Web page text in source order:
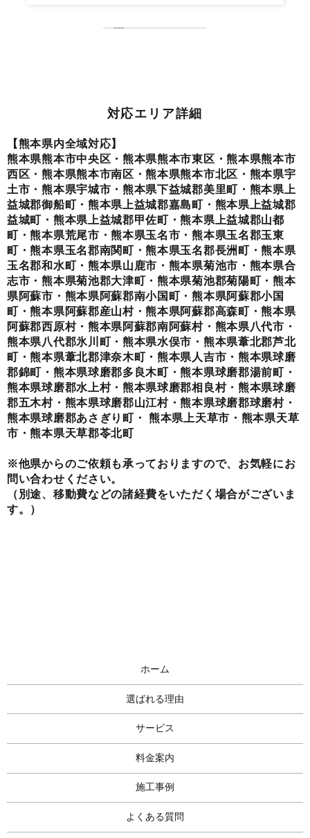
対応エリア詳細
【熊本県内全域対応】
熊本県熊本市中央区・熊本県熊本市東区・熊本県熊本市
西区・熊本県熊本市南区・熊本県熊本市北区・熊本県宇
土市・熊本県宇城市・熊本県下益城郡美里町・熊本県上
益城郡御船町・熊本県上益城郡嘉島町・熊本県上益城郡
益城町・熊本県上益城郡甲佐町・熊本県上益城郡山都
町・熊本県荒尾市・熊本県玉名市・熊本県玉名郡玉東
町・熊本県玉名郡南関町・熊本県玉名郡長洲町・熊本県
玉名郡和水町・熊本県山鹿市・熊本県菊池市・熊本県合
志市・熊本県菊池郡大津町・熊本県菊池郡菊陽町・熊本
県阿蘇市・熊本県阿蘇郡南小国町・熊本県阿蘇郡小国
町・熊本県阿蘇郡産山村・熊本県阿蘇郡高森町・熊本県
阿蘇郡西原村・熊本県阿蘇郡南阿蘇村・熊本県八代市・
熊本県八代郡氷川町・熊本県水俣市・熊本県葦北郡芦北
町・熊本県葦北郡津奈木町・熊本県人吉市・熊本県球磨
郡錦町・熊本県球磨郡多良木町・熊本県球磨郡湯前町・
熊本県球磨郡水上村・熊本県球磨郡相良村・熊本県球磨
郡五木村・熊本県球磨郡山江村・熊本県球磨郡球磨村・
熊本県球磨郡あさぎり町・ 熊本県上天草市・熊本県天草
市・熊本県天草郡苓北町
※他県からのご依頼も承っておりますので、お気軽にお
問い合わせください。
（別途、移動費などの諸経費をいただく場合がございま
す。）
ホーム
選ばれる理由
サービス
料金案内
施工事例
よくある質問